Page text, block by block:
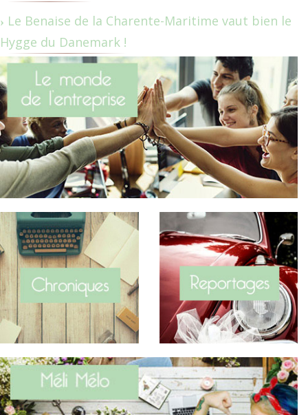
Le Benaise de la Charente-Maritime vaut bien le
Hygge du Danemark !